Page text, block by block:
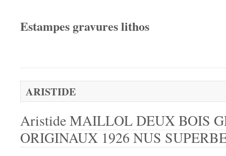
Estampes gravures lithos
ARISTIDE
Aristide MAILLOL DEUX BOIS
ORIGINAUX 1926 NUS